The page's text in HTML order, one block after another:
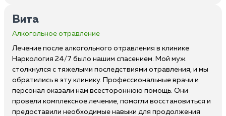
Вита
Алкогольное отравление
Лечение после алкогольного отравления в клинике
Наркология 24/7 было нашим спасением. Мой муж
столкнулся с тяжелыми последствиями отравления, и мы
обратились в эту клинику. Профессиональные врачи и
персонал оказали нам всестороннюю помощь. Они
провели комплексное лечение, помогли восстановиться и
предоставили необходимые навыки для продолжения